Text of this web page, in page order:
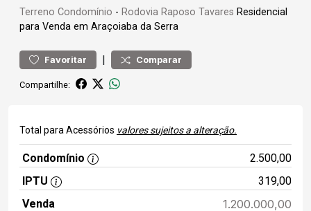
Terreno Condomínio - Rodovia Raposo Tavares Residencial
para Venda em Araçoiaba da Serra
Favoritar | Comparar
Compartilhe:
Total para Acessórios valores sujeitos a alteração.
Condomínio
2.500,00
IPTU
319,00
Venda
1.200.000,00